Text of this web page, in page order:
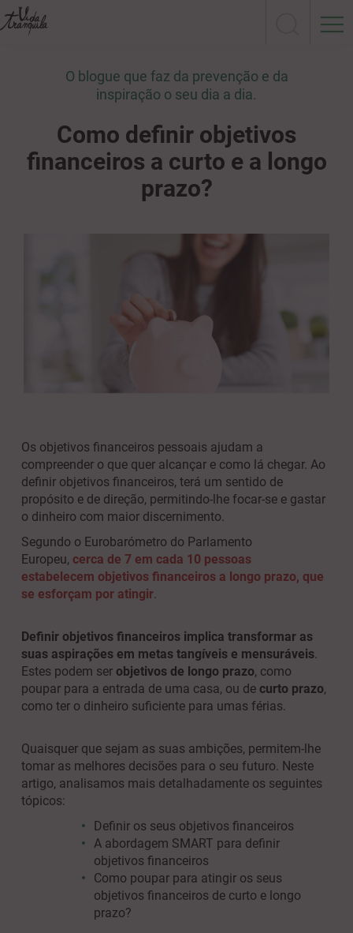
O blogue que faz da prevenção e da
inspiração o seu dia a dia.
Como definir objetivos
financeiros a curto e a longo
prazo?
Os objetivos financeiros pessoais ajudam a
compreender o que quer alcançar e como lá chegar. Ao
definir objetivos financeiros, terá um sentido de
propósito e de direção, permitindo-lhe focar-se e gastar
o dinheiro com maior discernimento.
Segundo o Eurobarómetro do Parlamento
Europeu, cerca de 7 em cada 10 pessoas
estabelecem objetivos financeiros a longo prazo, que
se esforçam por atingir.
Definir objetivos financeiros implica transformar as
suas aspirações em metas tangíveis e mensuráveis.
Estes podem ser objetivos de longo prazo, como
poupar para a entrada de uma casa, ou de curto prazo,
como ter o dinheiro suficiente para umas férias.
Quaisquer que sejam as suas ambições, permitem-lhe
tomar as melhores decisões para o seu futuro. Neste
artigo, analisamos mais detalhadamente os seguintes
tópicos:
Definir os seus objetivos financeiros
A abordagem SMART para definir
objetivos financeiros
Como poupar para atingir os seus
objetivos financeiros de curto e longo
prazo?